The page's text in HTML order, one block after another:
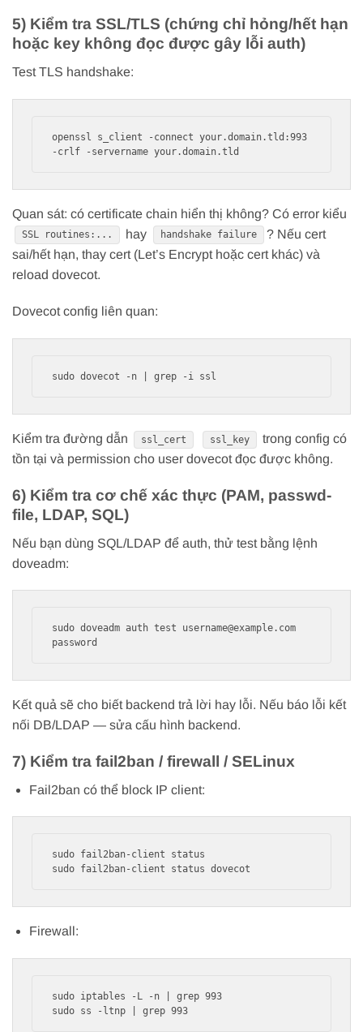
5) Kiểm tra SSL/TLS (chứng chỉ hỏng/hết hạn
hoặc key không đọc được gây lỗi auth)
Test TLS handshake:
openssl s_client -connect your.domain.tld:993
Quan sát: có certificate chain hiển thị không? Có error kiểu
SSL routines:... hay handshake failure
? Nếu cert
sai/hết hạn, thay cert (Let’s Encrypt hoặc cert khác) và
reload dovecot.
Dovecot config liên quan:
Kiểm tra đường dẫn ssl_cert ssl_key
trong config có
tồn tại và permission cho user dovecot đọc được không.
6) Kiểm tra cơ chế xác thực (PAM, passwd-
file, LDAP, SQL)
Nếu bạn dùng SQL/LDAP để auth, thử test bằng lệnh
doveadm:
sudo doveadm auth test username@example.com
Kết quả sẽ cho biết backend trả lời hay lỗi. Nếu báo lỗi kết
nối DB/LDAP — sửa cấu hình backend.
7) Kiểm tra fail2ban / firewall / SELinux
Fail2ban có thể block IP client:
sudo fail2ban-client status
Firewall:
sudo iptables -L -n | grep 993